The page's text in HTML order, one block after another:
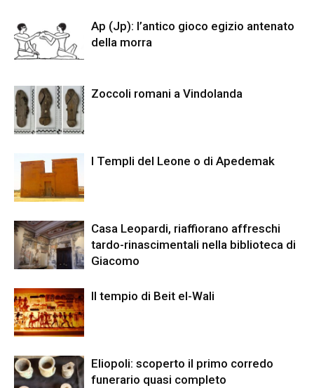
Ap (Jp): l’antico gioco egizio antenato
della morra
Zoccoli romani a Vindolanda
I Templi del Leone o di Apedemak
Casa Leopardi, riaffiorano affreschi
tardo-rinascimentali nella biblioteca di
Giacomo
Il tempio di Beit el-Wali
Eliopoli: scoperto il primo corredo
funerario quasi completo